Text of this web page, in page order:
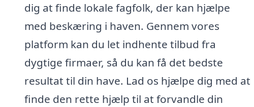
dig at finde lokale fagfolk, der kan hjælpe
med beskæring i haven. Gennem vores
platform kan du let indhente tilbud fra
dygtige firmaer, så du kan få det bedste
resultat til din have. Lad os hjælpe dig med at
finde den rette hjælp til at forvandle din